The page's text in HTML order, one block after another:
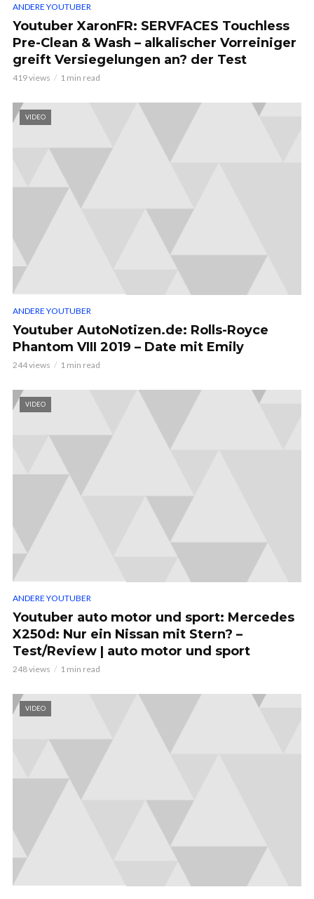
ANDERE YOUTUBER
Youtuber XaronFR: SERVFACES Touchless
Pre-Clean & Wash – alkalischer Vorreiniger
greift Versiegelungen an? der Test
419 views 1 min read
VIDEO
ANDERE YOUTUBER
Youtuber AutoNotizen.de: Rolls-Royce
Phantom VIII 2019 – Date mit Emily
244 views 1 min read
VIDEO
ANDERE YOUTUBER
Youtuber auto motor und sport: Mercedes
X250d: Nur ein Nissan mit Stern? –
Test/Review | auto motor und sport
248 views 1 min read
VIDEO